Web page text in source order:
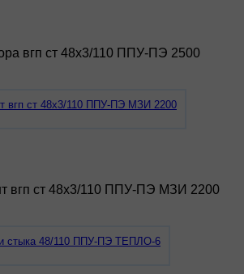
вгп ст 48х3/110 ППУ-ПЭ 2500
вгп ст 48х3/110 ППУ-ПЭ МЗИ 2200